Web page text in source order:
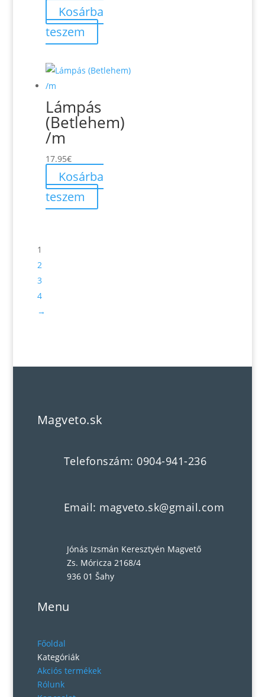
Kosárba
teszem
Lámpás
(Betlehem)
/m
17.95€
Kosárba
teszem
1
2
3
4
→
Magveto.sk
Telefonszám: 0904-941-236
Email: magveto.sk@gmail.com
Jónás Izsmán Keresztyén Magvető
Zs. Móricza 2168/4
936 01 Šahy
Menu
Főoldal
Kategóriák
Akciós termékek
Rólunk